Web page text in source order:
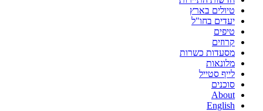
טיולים בארץ
יעדים בחו"ל
טיפים
קרוזים
מסעדות כשרות
מלונאות
לייף סטייל
סוכנים
About
English